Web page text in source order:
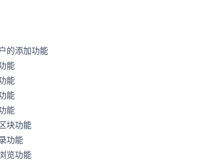
的添加功能
能
能
能
能
块功能
功能
览功能